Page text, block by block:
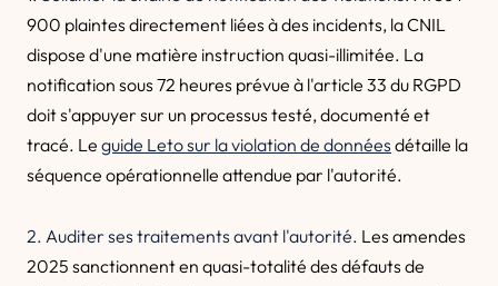
900 plaintes directement liées à des incidents, la CNIL
dispose d'une matière instruction quasi-illimitée. La
notification sous 72 heures prévue à l'article 33 du RGPD
doit s'appuyer sur un processus testé, documenté et
tracé. Le guide Leto sur la violation de données détaille la
séquence opérationnelle attendue par l'autorité.
2. Auditer ses traitements avant l'autorité. Les amendes
2025 sanctionnent en quasi-totalité des défauts de